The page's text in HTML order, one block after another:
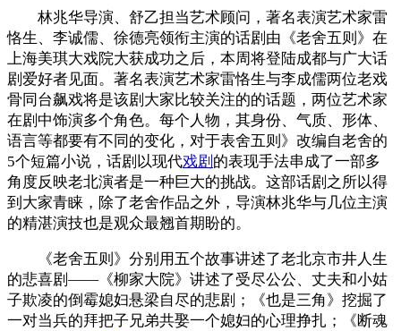
林兆华导演、舒乙担当艺术顾问，著名表演艺术家雷
恪生、李诚儒、徐德亮领衔主演的话剧由《老舍五则》在
上海美琪大戏院大获成功之后，本周将登陆成都与广大话
剧爱好者见面。著名表演艺术家雷恪生与李成儒两位老戏
骨同台飙戏将是该剧大家比较关注的的话题，两位艺术家
在剧中饰演多个角色。每个人物，其身份、气质、形体、
语言等都要有不同的变化，对于表舍五则》改编自老舍的
5个短篇小说，话剧以现代戏剧 的表现手法串成了一部多
角度反映老北演者是一种巨大的挑战。这部话剧之所以得
到大家青睐，除了老舍作品之外，导演林兆华与几位主演
的精湛演技也是观众最翘首期盼的。
《老舍五则》分别用五个故事讲述了老北京市井人生
的悲喜剧——《柳家大院》讲述了受尽公公、丈夫和小姑
子欺凌的倒霉媳妇悬梁自尽的悲剧；《也是三角》挖掘了
一对当兵的拜把子兄弟共娶一个媳妇的心理挣扎；《断魂